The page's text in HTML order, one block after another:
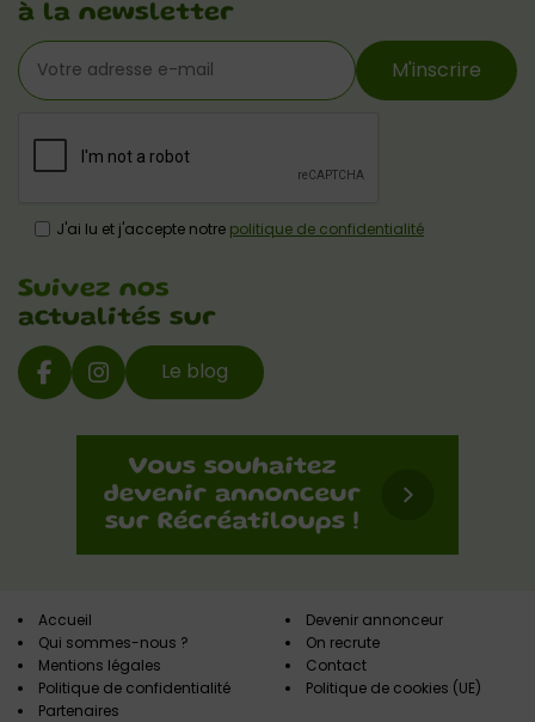
à la newsletter
M'inscrire
J'ai lu et j'accepte notre politique de confidentialité
Suivez nos
actualités sur
Le blog
Accueil
Qui sommes-nous ?
Mentions légales
Politique de confidentialité
Partenaires
Devenir annonceur
On recrute
Contact
Politique de cookies (UE)